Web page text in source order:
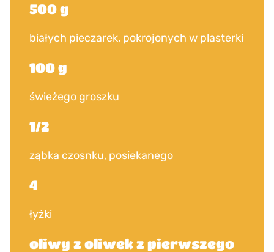
500 g
białych pieczarek, pokrojonych w plasterki
100 g
świeżego groszku
1/2
ząbka czosnku, posiekanego
4
łyżki
oliwy z oliwek z pierwszego